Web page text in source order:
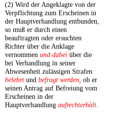
(2) Wird der Angeklagte von der
Verpflichtung zum Erscheinen in
der Hauptverhandlung entbunden,
so muß er durch einen
beauftragten oder ersuchten
Richter über die Anklage
vernommen und dabei über die
bei Verhandlung in seiner
Abwesenheit zulässigen Strafen
belehrt und befragt werden, ob er
seinen Antrag auf Befreiung vom
Erscheinen in der
Hauptverhandlung aufrechterhält.